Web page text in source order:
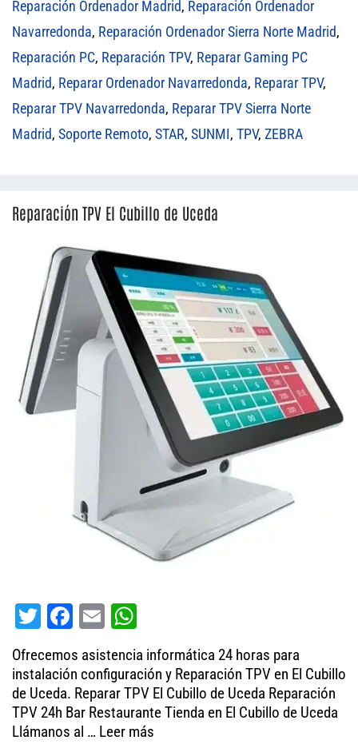
Reparación Ordenador Madrid, Reparación Ordenador
Navarredonda, Reparación Ordenador Sierra Norte Madrid,
Reparación PC, Reparación TPV, Reparar Gaming PC
Madrid, Reparar Ordenador Navarredonda, Reparar TPV,
Reparar TPV Navarredonda, Reparar TPV Sierra Norte
Madrid, Soporte Remoto, STAR, SUNMI, TPV, ZEBRA
Reparación TPV El Cubillo de Uceda
T
tt
er
Fa
bo
ok
E
ail
ha
ts
A
pp
Ofrecemos asistencia informática 24 horas para
instalación configuración y Reparación TPV en El Cubillo
de Uceda. Reparar TPV El Cubillo de Uceda Reparación
TPV 24h Bar Restaurante Tienda en El Cubillo de Uceda
Llámanos al … Leer más